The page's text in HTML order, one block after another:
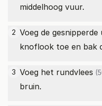
middelhoog vuur.
2 Voeg de gesnipperde
knoflook toe en bak
3 Voeg het rundvlees
bruin.